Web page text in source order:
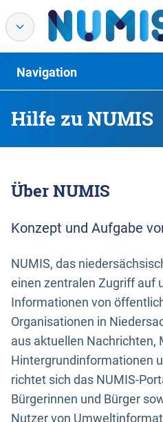
Hilfe zu NUMIS
Navigation
Über NUMIS
Konzept und Aufgabe
NUMIS, das
einen zentralen Zugriff auf
Informationen von
Organisationen in
aus aktuellen Nachrichten,
Hintergrundinformationen
richtet sich das NUMIS-
Bürgerinnen und Bürger
Nutzer von